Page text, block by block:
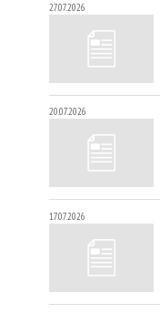
27.07.2026
20.07.2026
17.07.2026